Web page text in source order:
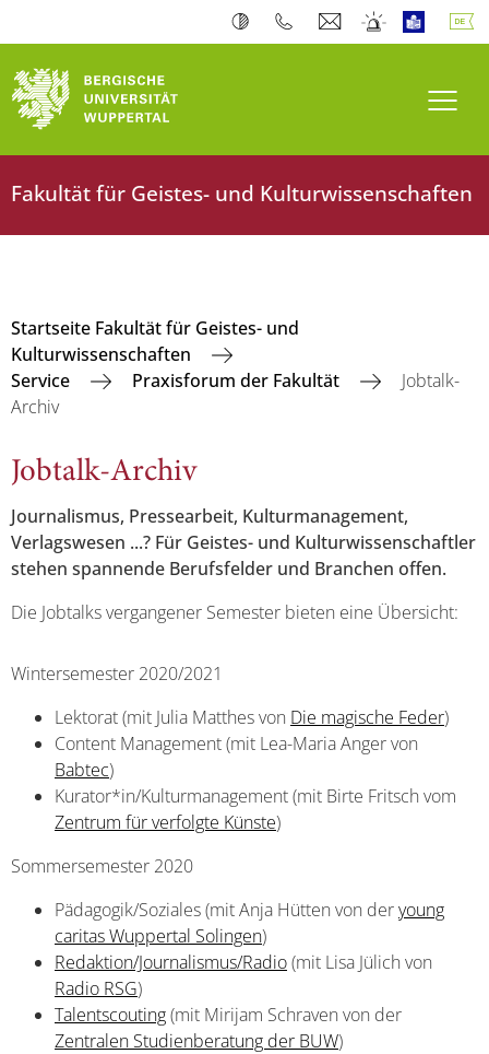
Fakultät für Geistes- und Kulturwissenschaften
Startseite Fakultät für Geistes- und
Kulturwissenschaften
Service
Praxisforum der Fakultät
Jobtalk-
Archiv
Jobtalk-Archiv
Journalismus, Pressearbeit, Kulturmanagement,
Verlagswesen ...? Für Geistes- und Kulturwissenschaftler
stehen spannende Berufsfelder und Branchen offen.
Die Jobtalks vergangener Semester bieten eine Übersicht:
Wintersemester 2020/2021
Lektorat (mit Julia Matthes von Die magische Feder)
Content Management (mit Lea-Maria Anger von
Babtec)
Kurator*in/Kulturmanagement (mit Birte Fritsch vom
Zentrum für verfolgte Künste)
Sommersemester 2020
Pädagogik/Soziales (mit Anja Hütten von deryoung
caritas Wuppertal Solingen)
Redaktion/Journalismus/Radio(mit Lisa Jülich von
Radio RSG)
Talentscouting(mit Mirijam Schraven von der
Zentralen Studienberatung der BUW)